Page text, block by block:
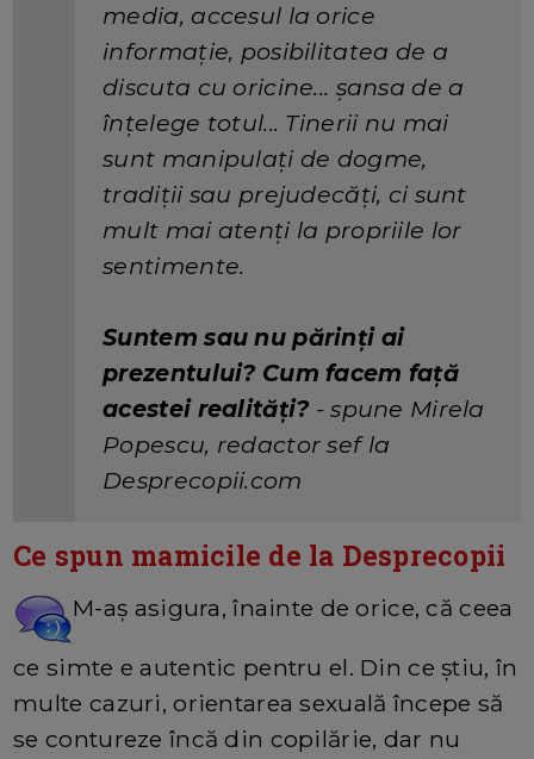
media, accesul la orice
informație, posibilitatea de a
discuta cu oricine... șansa de a
înțelege totul... Tinerii nu mai
sunt manipulați de dogme,
tradiții sau prejudecăți, ci sunt
mult mai atenți la propriile lor
sentimente.
Suntem sau nu părinți ai
prezentului? Cum facem față
acestei realități? - spune Mirela
Popescu, redactor sef la
Desprecopii.com
Ce spun mamicile de la Desprecopii
M-aș asigura, înainte de orice, că ceea
ce simte e autentic pentru el. Din ce știu, în
multe cazuri, orientarea sexuală începe să
se contureze încă din copilărie, dar nu